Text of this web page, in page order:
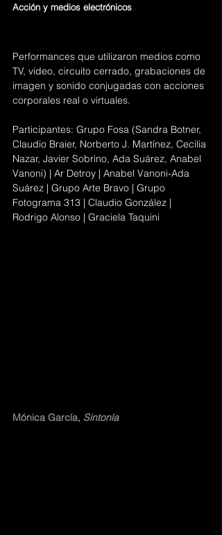
Acción y medios electrónicos
Performances que utilizaron medios como
TV, video, circuito cerrado, grabaciones de
imagen y sonido conjugadas con acciones
corporales real o virtuales.
Participantes: Grupo Fosa (Sandra Botner,
Claudio Braier, Norberto J. Martínez, Cecilia
Nazar, Javier Sobrino, Ada Suárez, Anabel
Vanoni) | Ar Detroy | Anabel Vanoni-Ada
Suárez | Grupo Arte Bravo | Grupo
Fotograma 313 | Claudio González |
Rodrigo Alonso | Graciela Taquini
Mónica García, Sintonía